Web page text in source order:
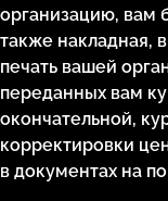
организацию, вам
также накладная,
печать вашей
переданных вам
окончательной,
корректировки
в документах на